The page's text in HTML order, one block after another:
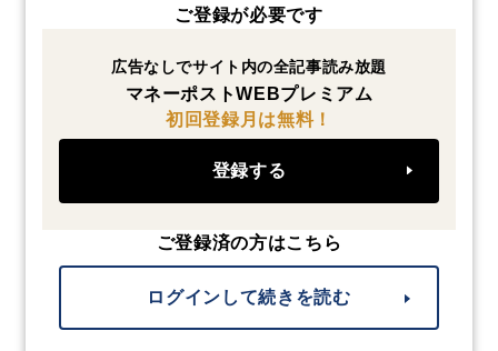
ご登録が必要です
広告なしでサイト内の全記事読み放題
マネーポストWEBプレミアム
初回登録月は無料！
登録する
ご登録済の方はこちら
ログインして続きを読む